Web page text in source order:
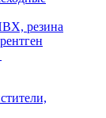
резина